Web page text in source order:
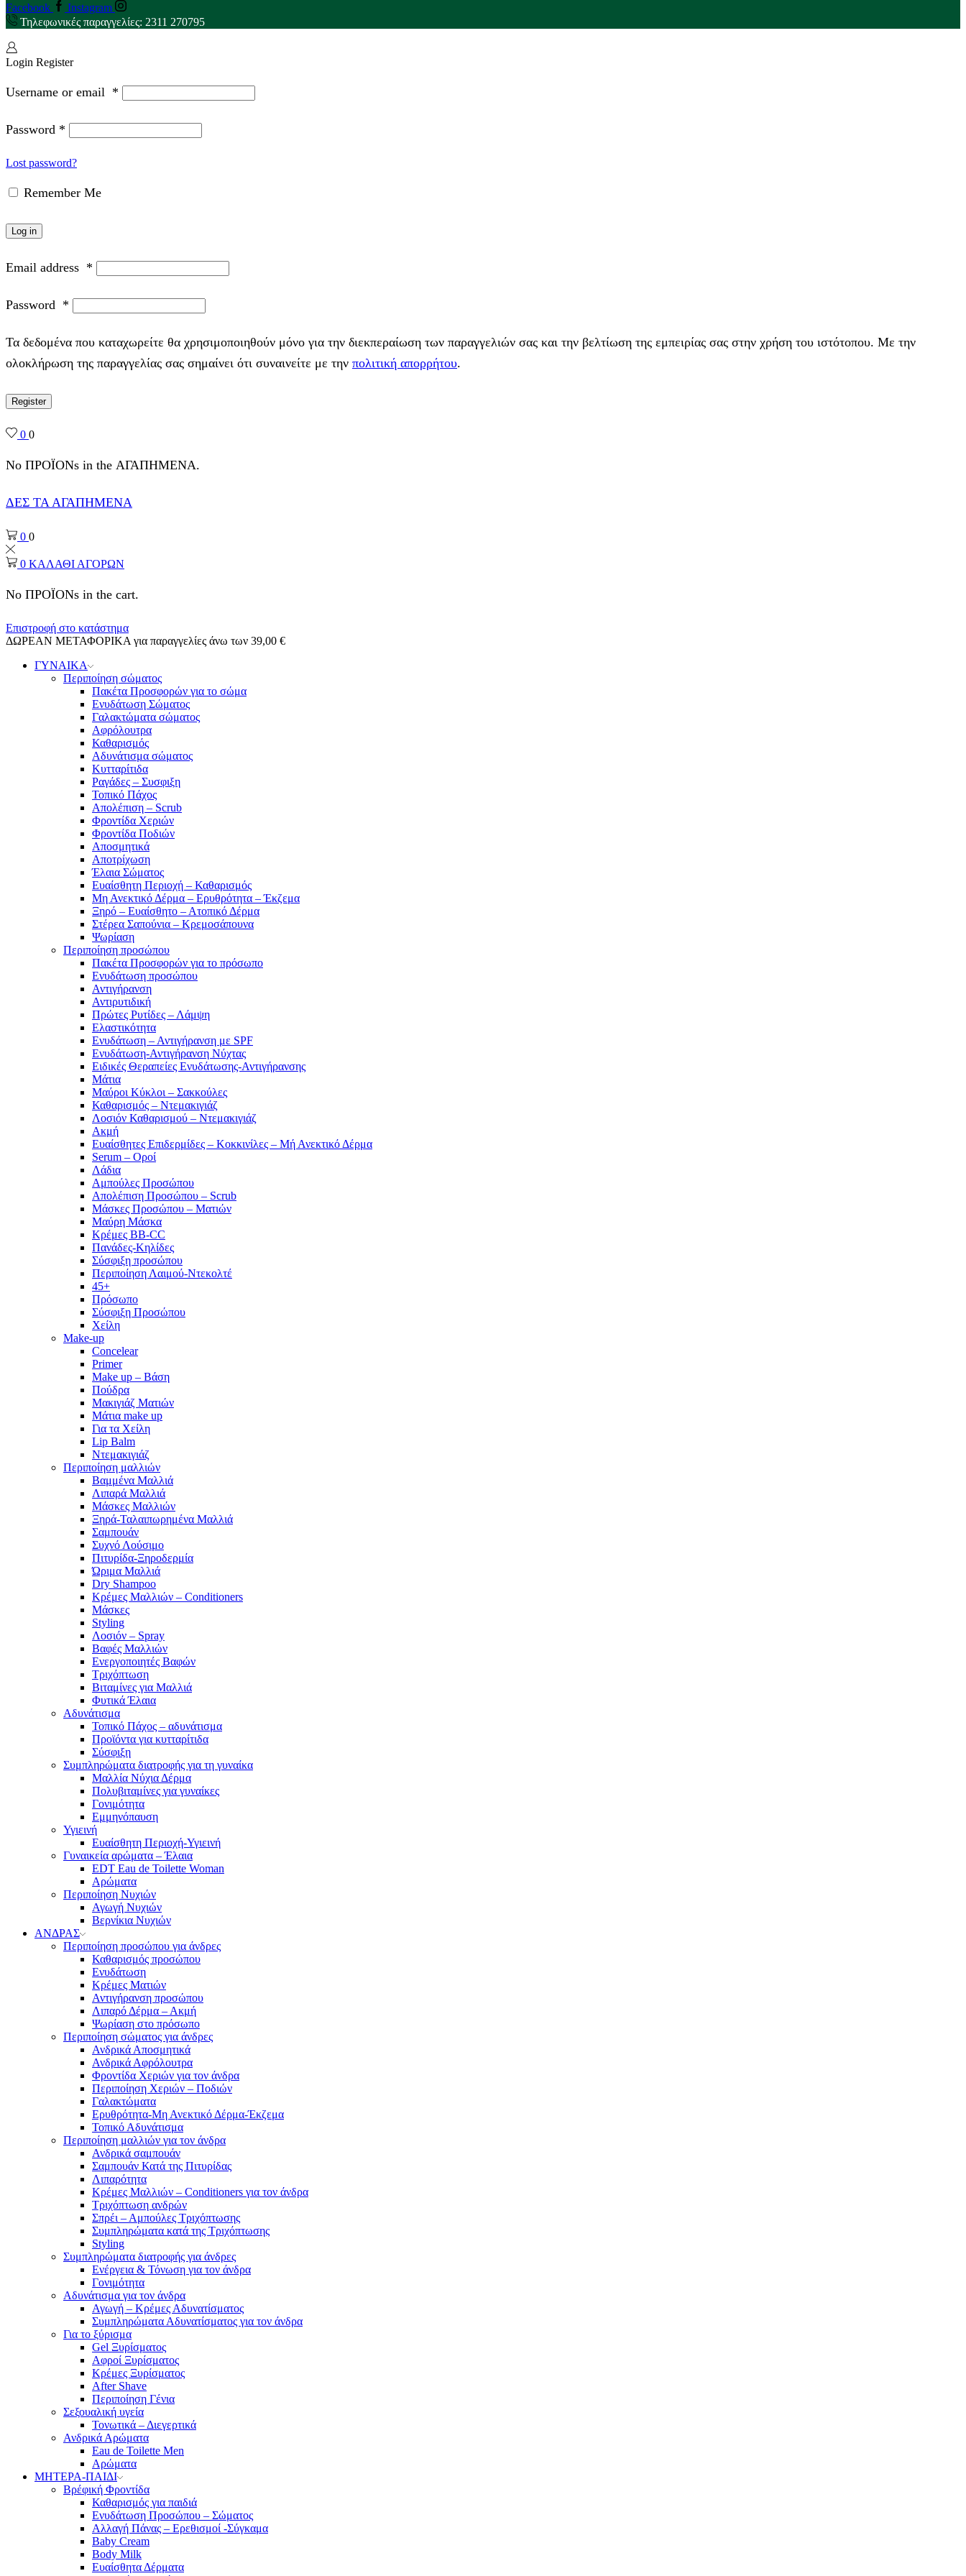
Facebook
Instagram
Τηλεφωνικές παραγγελίες: 2311 270795
Login Register
Username or email *
Password *
Lost password?
Remember Me
Log in
Email address *
Password *
Τα δεδομένα που καταχωρείτε θα χρησιμοποιηθούν μόνο για την διεκπεραίωση των παραγγελιών σας και την βελτίωση της εμπειρίας σας στην χρήση του ιστότοπου. Με την
ολοκλήρωση της παραγγελίας σας σημαίνει ότι συναινείτε με την πολιτική απορρήτου.
Register
0 0
No ΠΡΟΪΟΝs in the ΑΓΑΠΗΜΕΝΑ.
ΔΕΣ ΤΑ ΑΓΑΠΗΜΕΝΑ
0 0
0 ΚΑΛΑΘΙ ΑΓΟΡΩΝ
No ΠΡΟΪΟΝs in the cart.
Επιστροφή στο κατάστημα
ΔΩΡΕΑΝ ΜΕΤΑΦΟΡΙΚΑ για παραγγελίες άνω των 39,00 €
ΓΥΝΑΙΚΑ
Περιποίηση σώματος
Πακέτα Προσφορών για το σώμα
Ενυδάτωση Σώματος
Γαλακτώματα σώματος
Αφρόλουτρα
Καθαρισμός
Αδυνάτισμα σώματος
Κυτταρίτιδα
Ραγάδες – Συσφιξη
Τοπικό Πάχος
Απολέπιση – Scrub
Φροντίδα Χεριών
Φροντίδα Ποδιών
Αποσμητικά
Αποτρίχωση
Έλαια Σώματος
Ευαίσθητη Περιοχή – Καθαρισμός
Μη Ανεκτικό Δέρμα – Ερυθρότητα – Έκζεμα
Ξηρό – Ευαίσθητο – Ατοπικό Δέρμα
Στέρεα Σαπούνια – Κρεμοσάπουνα
Ψωρίαση
Περιποίηση προσώπου
Πακέτα Προσφορών για το πρόσωπο
Ενυδάτωση προσώπου
Αντιγήρανση
Αντιρυτιδική
Πρώτες Ρυτίδες – Λάμψη
Ελαστικότητα
Ενυδάτωση – Αντιγήρανση με SPF
Ενυδάτωση-Αντιγήρανση Νύχτας
Ειδικές Θεραπείες Ενυδάτωσης-Αντιγήρανσης
Μάτια
Μαύροι Κύκλοι – Σακκούλες
Καθαρισμός – Ντεμακιγιάζ
Λοσιόν Καθαρισμού – Ντεμακιγιάζ
Ακμή
Ευαίσθητες Επιδερμίδες – Κοκκινίλες – Μή Ανεκτικό Δέρμα
Serum – Οροί
Λάδια
Αμπούλες Προσώπου
Απολέπιση Προσώπου – Scrub
Μάσκες Προσώπου – Ματιών
Μαύρη Μάσκα
Κρέμες BB-CC
Πανάδες-Κηλίδες
Σύσφιξη προσώπου
Περιποίηση Λαιμού-Ντεκολτέ
45+
Πρόσωπο
Σύσφιξη Προσώπου
Χείλη
Make-up
Concelear
Primer
Make up – Βάση
Πούδρα
Μακιγιάζ Ματιών
Μάτια make up
Για τα Χείλη
Lip Balm
Ντεμακιγιάζ
Περιποίηση μαλλιών
Βαμμένα Μαλλιά
Λιπαρά Μαλλιά
Μάσκες Μαλλιών
Ξηρά-Ταλαιπωρημένα Μαλλιά
Σαμπουάν
Συχνό Λούσιμο
Πιτυρίδα-Ξηροδερμία
Ώριμα Μαλλιά
Dry Shampoo
Κρέμες Μαλλιών – Conditioners
Μάσκες
Styling
Λοσιόν – Spray
Βαφές Μαλλιών
Ενεργοποιητές Βαφών
Τριχόπτωση
Βιταμίνες για Μαλλιά
Φυτικά Έλαια
Αδυνάτισμα
Τοπικό Πάχος – αδυνάτισμα
Προϊόντα για κυτταρίτιδα
Σύσφιξη
Συμπληρώματα διατροφής για τη γυναίκα
Μαλλία Νύχια Δέρμα
Πολυβιταμίνες για γυναίκες
Γονιμότητα
Εμμηνόπαυση
Υγιεινή
Ευαίσθητη Περιοχή-Υγιεινή
Γυναικεία αρώματα – Έλαια
EDT Eau de Toilette Woman
Αρώματα
Περιποίηση Νυχιών
Αγωγή Νυχιών
Βερνίκια Νυχιών
ΑΝΔΡΑΣ
Περιποίηση προσώπου για άνδρες
Καθαρισμός προσώπου
Ενυδάτωση
Κρέμες Ματιών
Αντιγήρανση προσώπου
Λιπαρό Δέρμα – Ακμή
Ψωρίαση στο πρόσωπο
Περιποίηση σώματος για άνδρες
Ανδρικά Αποσμητικά
Ανδρικά Αφρόλουτρα
Φροντίδα Χεριών για τον άνδρα
Περιποίηση Χεριών – Ποδιών
Γαλακτώματα
Ερυθρότητα-Μη Ανεκτικό Δέρμα-Έκζεμα
Τοπικό Αδυνάτισμα
Περιποίηση μαλλιών για τον άνδρα
Ανδρικά σαμπουάν
Σαμπουάν Κατά της Πιτυρίδας
Λιπαρότητα
Κρέμες Μαλλιών – Conditioners για τον άνδρα
Τριχόπτωση ανδρών
Σπρέι – Αμπούλες Τριχόπτωσης
Συμπληρώματα κατά της Τριχόπτωσης
Styling
Συμπληρώματα διατροφής για άνδρες
Ενέργεια & Τόνωση για τον άνδρα
Γονιμότητα
Αδυνάτισμα για τον άνδρα
Αγωγή – Κρέμες Αδυνατίσματος
Συμπληρώματα Αδυνατίσματος για τον άνδρα
Για το ξύρισμα
Gel Ξυρίσματος
Αφροί Ξυρίσματος
Κρέμες Ξυρίσματος
After Shave
Περιποίηση Γένια
Σεξουαλική υγεία
Τονωτικά – Διεγερτικά
Ανδρικά Αρώματα
Eau de Toilette Men
Αρώματα
ΜΗΤΕΡΑ-ΠΑΙΔΙ
Βρέφική Φροντίδα
Καθαρισμός για παιδιά
Ενυδάτωση Προσώπου – Σώματος
Αλλαγή Πάνας – Ερεθισμοί -Σύγκαμα
Baby Cream
Body Milk
Ευαίσθητα Δέρματα